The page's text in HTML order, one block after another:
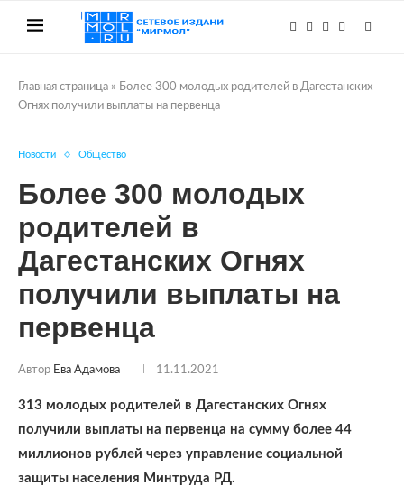
Главная страница » Более 300 молодых родителей в Дагестанских
Огнях получили выплаты на первенца
Новости Общество
Более 300 молодых
родителей в
Дагестанских Огнях
получили выплаты на
первенца
Автор Ева Адамова 11.11.2021
313 молодых родителей в Дагестанских Огнях
получили выплаты на первенца на сумму более 44
миллионов рублей через управление социальной
защиты населения Минтруда РД.